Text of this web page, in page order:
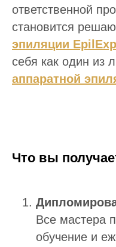
ответственной
становится
эпиляции
себя как один из
аппаратной
Что вы
Все мастера
обучение и